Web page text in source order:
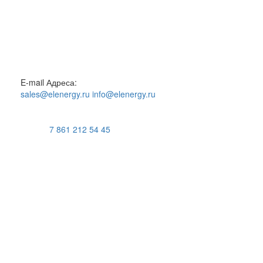
E-mail Адреса:
sales@elenergy.ru info@elenergy.ru
7 861 212 54 45